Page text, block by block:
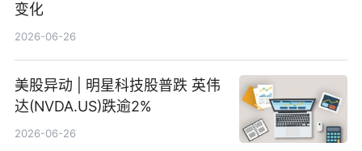
变化
2026-06-26
美股异动 | 明星科技股普跌 英伟
达(NVDA.US)跌逾2%
2026-06-26